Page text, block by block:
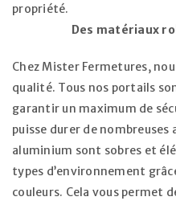
propriété.
Des matériaux
Chez Mister Fermetures,
qualité. Tous nos portails
garantir un maximum de
puisse durer de nombreuses
aluminium sont sobres et
types d’environnement
couleurs. Cela vous permet